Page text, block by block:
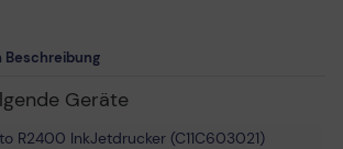
Beschreibung
Geräte
R2400 InkJetdrucker (C11C603021)